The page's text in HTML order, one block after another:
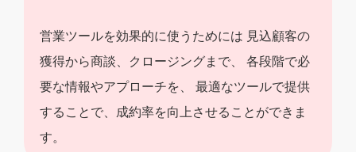
営業ツールを効果的に使うためには 見込顧客の
獲得から商談、クロージングまで、
各段階で必
要な情報やアプローチを、
最適なツールで提供
することで、成約率を向上させることができま
す。